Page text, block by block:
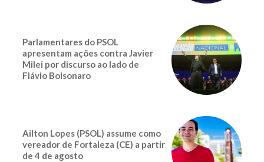
Parlamentares do PSOL
apresentam ações contra Javier
Milei por discurso ao lado de
Flávio Bolsonaro
Ailton Lopes (PSOL) assume como
vereador de Fortaleza (CE) a partir
de 4 de agosto